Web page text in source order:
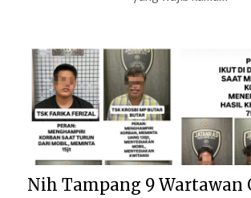
Nih Tampang 9 Wartawan